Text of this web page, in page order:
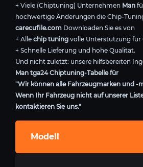
+ Viele (Chiptuning) Unternehmen Man
hochwertige Änderungen die Chip-
carecufile.com Downloaden Sie es von
+ Alle chip tuning volle Unterstützung für
+ Schnelle Lieferung und hohe Qualität.
Und nicht zuletzt: unsere hilfsbereiten
Man tga24 Chiptuning-Tabelle für
"Wir können alle Fahrzeugmarken und -
Wenn Ihr Fahrzeug nicht auf unserer
kontaktieren Sie uns."
Modell